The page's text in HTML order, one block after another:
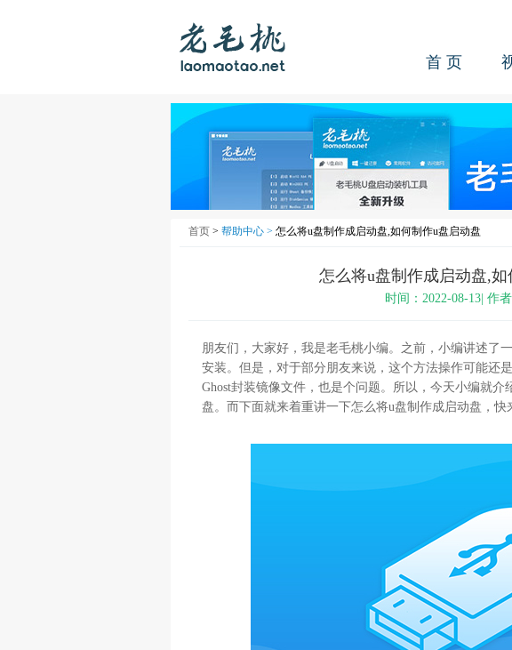
首 页
首页 > 帮助中心 > 怎么将u盘制作成启动盘,如何制作u盘启动盘
怎么将u盘制作成启动盘,
时间：2022-08-13| 作
朋友们，大家好，我是老毛桃小编。之前，小编讲述了
安装。但是，对于部分朋友来说，这个方法操作可能还
Ghost封装镜像文件，也是个问题。所以，今天小编就
盘。而下面就来着重讲一下怎么将u盘制作成启动盘，快